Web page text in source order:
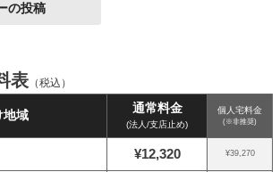
の投稿
表 （税込）
地域 通常料金
(法人/支店止め)
個人宅料金
(※非推奨)
¥12,320 ¥39,270